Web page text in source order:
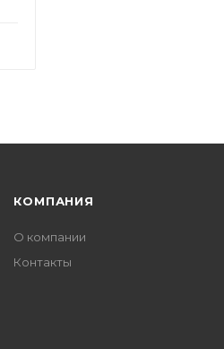
КОМПАНИЯ
О компании
Контакты